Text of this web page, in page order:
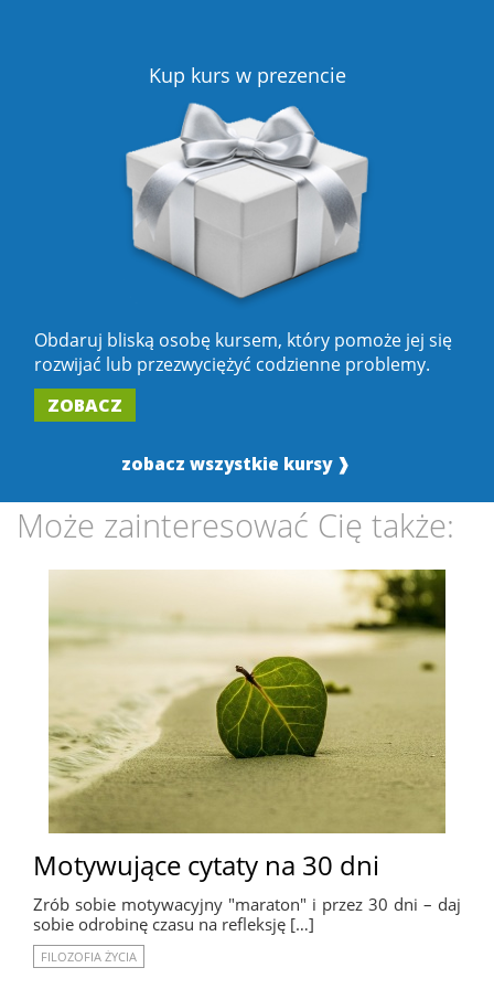
Kup kurs w prezencie
Obdaruj bliską osobę kursem, który pomoże jej się
rozwijać lub przezwyciężyć codzienne problemy.
ZOBACZ
zobacz wszystkie kursy ❱
Może zainteresować Cię także:
Motywujące cytaty na 30 dni
Zrób sobie motywacyjny "maraton" i przez 30 dni – daj
sobie odrobinę czasu na refleksję […]
FILOZOFIA ŻYCIA